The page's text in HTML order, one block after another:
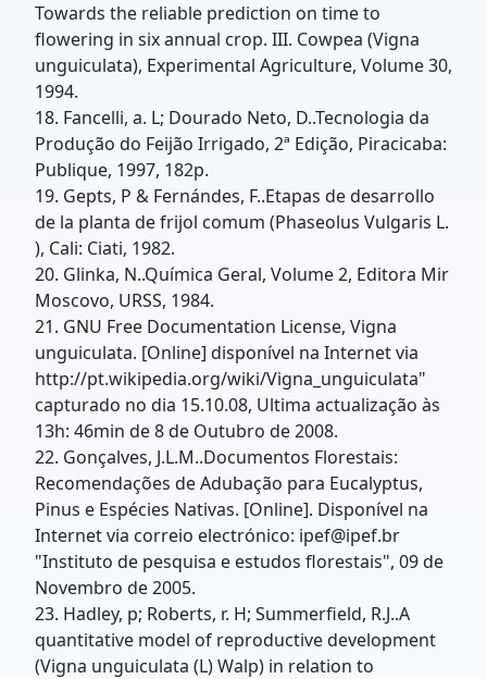
Towards the reliable prediction on time to
flowering in six annual crop. III. Cowpea (Vigna
unguiculata), Experimental Agriculture, Volume 30,
1994.
18. Fancelli, a. L; Dourado Neto, D..Tecnologia da
Produção do Feijão Irrigado, 2ª Edição, Piracicaba:
Publique, 1997, 182p.
19. Gepts, P & Fernándes, F..Etapas de desarrollo
de la planta de frijol comum (Phaseolus Vulgaris L.
), Cali: Ciati, 1982.
20. Glinka, N..Química Geral, Volume 2, Editora Mir
Moscovo, URSS, 1984.
21. GNU Free Documentation License, Vigna
unguiculata. [Online] disponível na Internet via
http://pt.wikipedia.org/wiki/Vigna_unguiculata"
capturado no dia 15.10.08, Ultima actualização às
13h: 46min de 8 de Outubro de 2008.
22. Gonçalves, J.L.M..Documentos Florestais:
Recomendações de Adubação para Eucalyptus,
Pinus e Espécies Nativas. [Online]. Disponível na
Internet via correio electrónico: ipef@ipef.br
"Instituto de pesquisa e estudos florestais", 09 de
Novembro de 2005.
23. Hadley, p; Roberts, r. H; Summerfield, R.J..A
quantitative model of reproductive development
(Vigna unguiculata (L) Walp) in relation to